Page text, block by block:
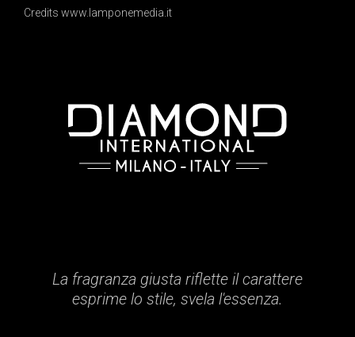
Credits www.lamponemedia.it
La fragranza giusta riflette il carattere
esprime lo stile, svela l'essenza.